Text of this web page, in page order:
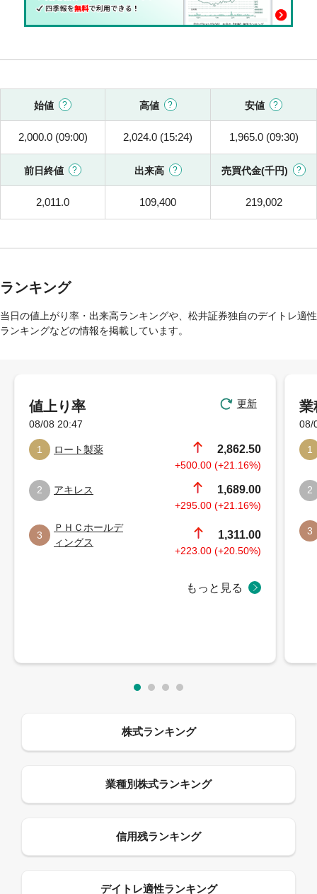
始値 高値 安値
2,000.0 (09:00) 2,024.0 (15:24) 1,965.0 (09:30)
前日終値 出来高 売買代金(千円)
2,011.0 109,400 219,002
ランキング
当日の値上がり率・出来高ランキングや、松井証券独自のデイトレ適性
ランキングなどの情報を掲載しています。